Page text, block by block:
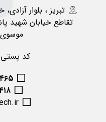
تبریز ، بلوار
تقاطع خیابان شهید
موسوی۲، پلاک ۱۲۱
کد پستی: